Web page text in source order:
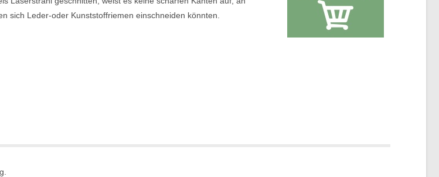
sich Leder-oder Kunststoffriemen einschneiden könnten.